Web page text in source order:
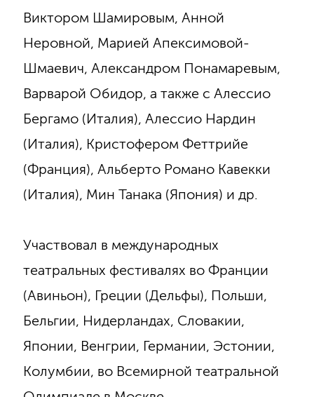
Виктором Шамировым, Анной
Неровной, Марией Апексимовой-
Шмаевич, Александром Понамаревым,
Варварой Обидор, а также с Алессио
Бергамо (Италия), Алессио Нардин
(Италия), Кристофером Феттрийе
(Франция), Альберто Романо Кавекки
(Италия), Мин Танака (Япония) и др.
Участвовал в международных
театральных фестивалях во Франции
(Авиньон), Греции (Дельфы), Польши,
Бельгии, Нидерландах, Словакии,
Японии, Венгрии, Германии, Эстонии,
Колумбии, во Всемирной театральной